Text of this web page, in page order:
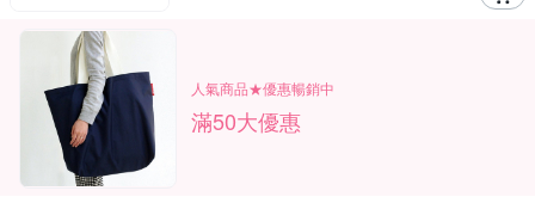
人氣商品★優惠暢銷中
滿50大優惠